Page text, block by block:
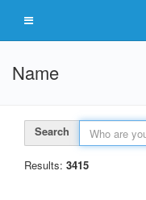
Name
Search
Results: 3415